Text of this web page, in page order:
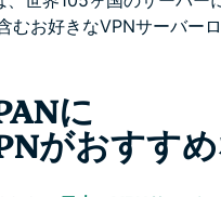
むお好きなVPNサーバー
に
がおすす